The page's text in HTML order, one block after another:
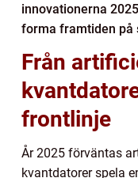
innovationerna
forma framtiden på
Från
frontlinje
År 2025 förväntas
kvantdatorer spela